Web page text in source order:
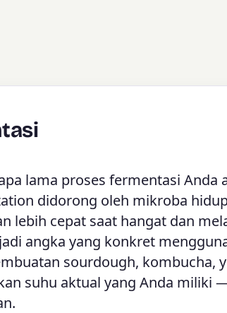
lama proses fermentasi Anda
didorong oleh mikroba
lebih cepat saat hangat dan
angka yang konkret
sourdough, kombucha,
suhu aktual yang Anda miliki